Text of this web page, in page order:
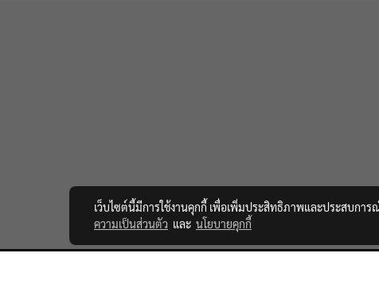
เว็บไซต์นี้มีการใช้งานคุกกี้ เพื่อเพิ่มประสิทธิภาพและประสบกา
ความเป็นส่วนตัว และ นโยบายคุกกี้